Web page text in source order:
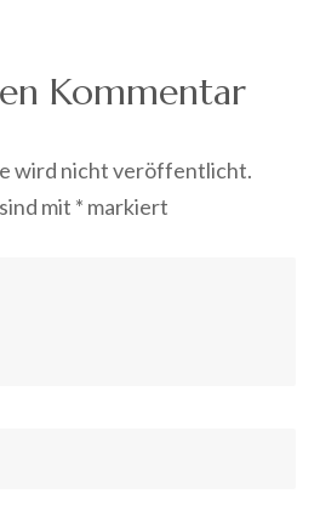
Kommentar
wird nicht veröffentlicht.
mit * markiert